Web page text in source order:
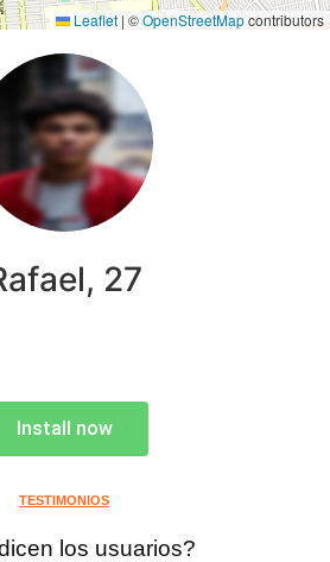
Leaflet | ©OpenStreetMapcontributors
27
Install now
TESTIMONIOS
los usuarios?